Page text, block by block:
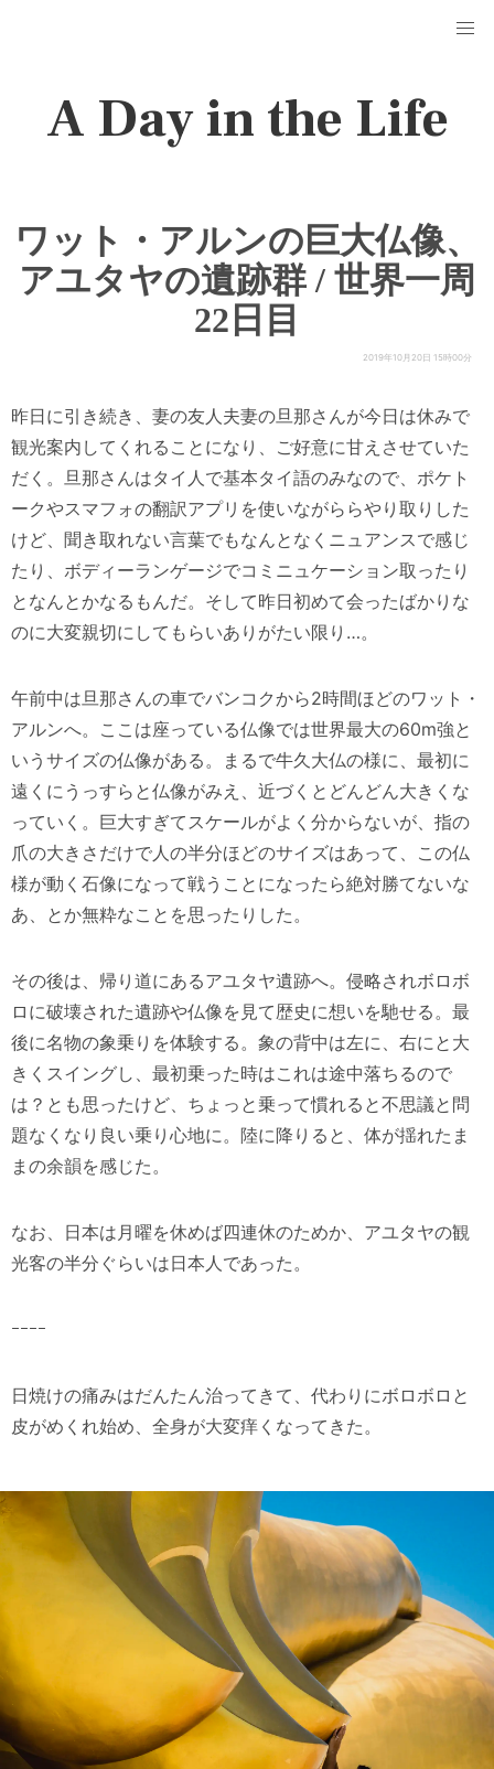
A Day in the Life
ワット・アルンの巨大仏像、
アユタヤの遺跡群 / 世界一周
22日目
2019年10月20日 15時00分
昨日に引き続き、妻の友人夫妻の旦那さんが今日は休みで
観光案内してくれることになり、ご好意に甘えさせていた
だく。旦那さんはタイ人で基本タイ語のみなので、ポケト
ークやスマフォの翻訳アプリを使いながららやり取りした
けど、聞き取れない言葉でもなんとなくニュアンスで感じ
たり、ボディーランゲージでコミニュケーション取ったり
となんとかなるもんだ。そして昨日初めて会ったばかりな
のに大変親切にしてもらいありがたい限り…。
午前中は旦那さんの車でバンコクから2時間ほどのワット・
アルンへ。ここは座っている仏像では世界最大の60m強と
いうサイズの仏像がある。まるで牛久大仏の様に、最初に
遠くにうっすらと仏像がみえ、近づくとどんどん大きくな
っていく。巨大すぎてスケールがよく分からないが、指の
爪の大きさだけで人の半分ほどのサイズはあって、この仏
様が動く石像になって戦うことになったら絶対勝てないな
あ、とか無粋なことを思ったりした。
その後は、帰り道にあるアユタヤ遺跡へ。侵略されボロボ
ロに破壊された遺跡や仏像を見て歴史に想いを馳せる。最
後に名物の象乗りを体験する。象の背中は左に、右にと大
きくスイングし、最初乗った時はこれは途中落ちるので
は？とも思ったけど、ちょっと乗って慣れると不思議と問
題なくなり良い乗り心地に。陸に降りると、体が揺れたま
まの余韻を感じた。
なお、日本は月曜を休めば四連休のためか、アユタヤの観
光客の半分ぐらいは日本人であった。
ｰｰｰｰ
日焼けの痛みはだんたん治ってきて、代わりにボロボロと
皮がめくれ始め、全身が大変痒くなってきた。